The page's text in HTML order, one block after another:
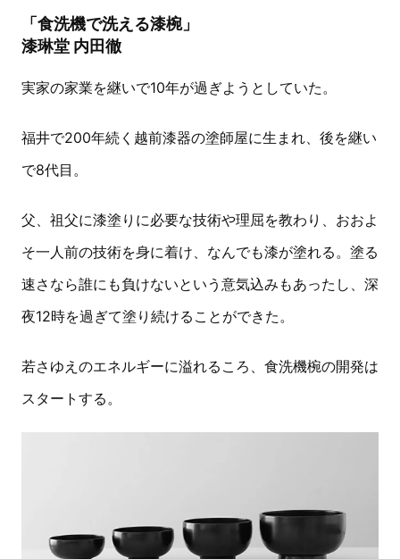
「食洗機で洗える漆椀」
漆琳堂 内田徹
実家の家業を継いで10年が過ぎようとしていた。
福井で200年続く越前漆器の塗師屋に生まれ、後を継い
で8代目。
父、祖父に漆塗りに必要な技術や理屈を教わり、おおよ
そ一人前の技術を身に着け、なんでも漆が塗れる。塗る
速さなら誰にも負けないという意気込みもあったし、深
夜12時を過ぎて塗り続けることができた。
若さゆえのエネルギーに溢れるころ、食洗機椀の開発は
スタートする。